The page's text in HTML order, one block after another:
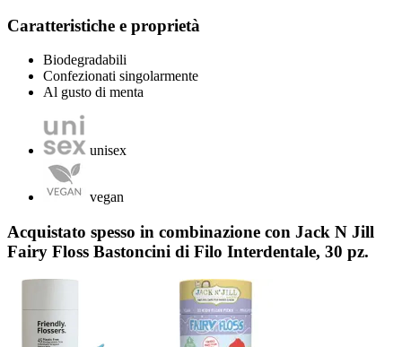
Caratteristiche e proprietà
Biodegradabili
Confezionati singolarmente
Al gusto di menta
unisex
vegan
Acquistato spesso in combinazione con Jack N Jill
Fairy Floss Bastoncini di Filo Interdentale, 30 pz.